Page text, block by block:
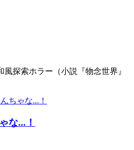
風探索ホラー（小説『物念世界』
な...！